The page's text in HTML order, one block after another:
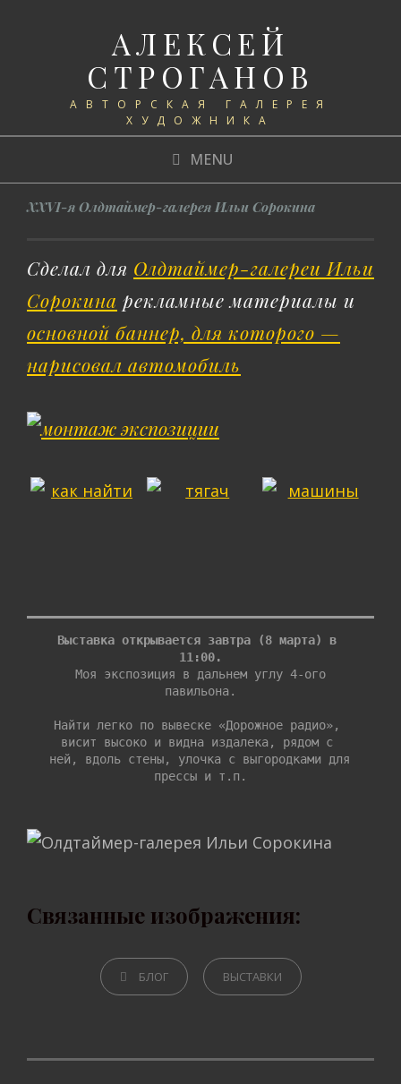
АЛЕКСЕЙ
СТРОГАНОВ
АВТОРСКАЯ ГАЛЕРЕЯ
ХУДОЖНИКА
MENU
XXVI-я Олдтаймер-галерея Ильи Сорокина
Сделал для Олдтаймер-галереи Ильи
Сорокина рекламные материалы и
основной баннер, для которого —
нарисовал автомобиль
Выставка открывается завтра (8 марта) в
11:00.
павильона.
Найти легко по вывеске «Дорожное радио»,
висит высоко и видна издалека, рядом c
ней, вдоль стены, улочка с выгородками для
прессы и т.п.
Связанные изображения:
CATEGORIES
БЛОГ ВЫСТАВКИ